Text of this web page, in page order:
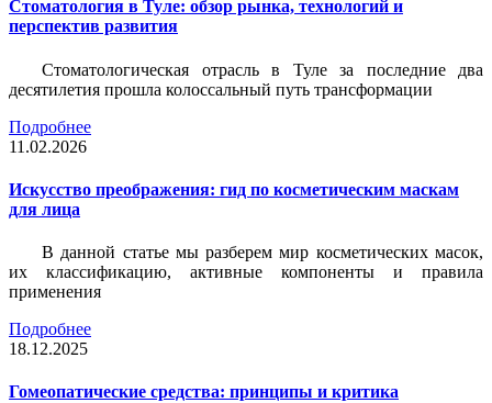
Стоматология в Туле: обзор рынка, технологий и
перспектив развития
Стоматологическая отрасль в Туле за последние два
десятилетия прошла колоссальный путь трансформации
Подробнее
11.02.2026
Искусство преображения: гид по косметическим маскам
для лица
В данной статье мы разберем мир косметических масок,
их классификацию, активные компоненты и правила
применения
Подробнее
18.12.2025
Гомеопатические средства: принципы и критика